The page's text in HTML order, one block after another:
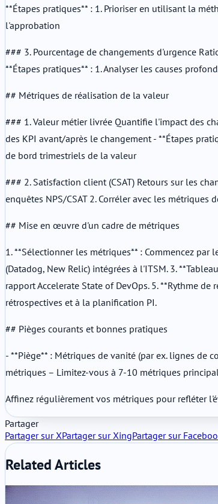
**Étapes pratiques** : 1. Prioriser en utilisant la
l'approbation
### 3. Pourcentage de changements d'urgence
**Étapes pratiques** : 1. Analyser les causes
## Métriques de réalisation de la valeur
### 1. Valeur métier livrée Quantifie l'impact des
des KPI avant/après le changement - **Étapes
de bord trimestriels de la valeur
### 2. Satisfaction client (CSAT) Retours sur les
enquêtes NPS/CSAT 2. Corréler avec les
## Mise en œuvre d'un cadre de métriques
1. **Sélectionner les métriques** : Commencez
(Datadog, New Relic) intégrées à l'ITSM. 3.
rapport Accelerate State of DevOps. 5. **Rythme
rétrospectives et à la planification PI.
## Pièges courants et bonnes pratiques
- **Piège** : Métriques de vanité (par ex. lignes de
métriques – Limitez-vous à 7-10 métriques
Affinez régulièrement vos métriques pour refléter
Partager
Partager sur XPartager sur XingPartager sur
Related Articles